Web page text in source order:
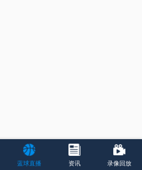
蓝球直播 资讯 录像回放